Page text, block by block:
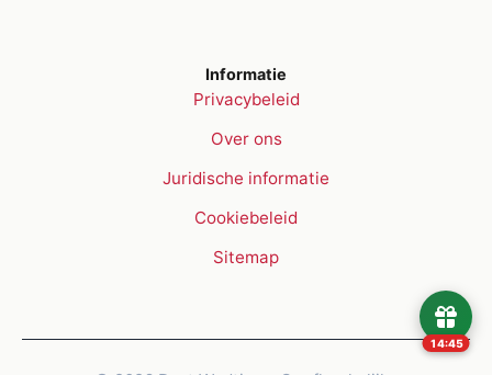
Informatie
Privacybeleid
Over ons
Juridische informatie
Cookiebeleid
Sitemap
14:45